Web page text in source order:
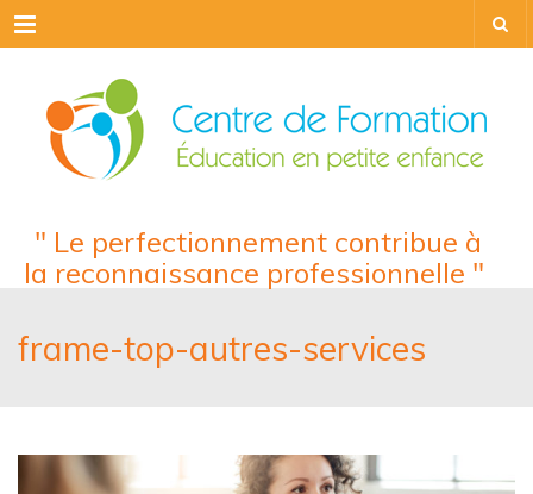
Menu
" Le perfectionnement contribue à
la reconnaissance professionnelle "
frame-top-autres-services